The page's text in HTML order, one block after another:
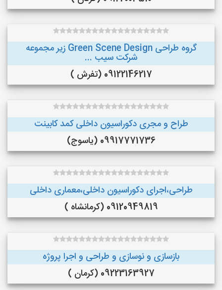
گروه طراحی Green Scene Design زیر مجموعه
شرکت سیب ...
09122146217 (تفرش )
طراح و مجری دکوراسیون داخلی کمد کابینت
09917771736 (یاسوج)
طراحی،اجرای دکوراسیون داخلی،معماری داخلی
09120949819 (کرمانشاه )
بازسازی و نوسازی و طراحی و اجرا پروژه
09223163927 (کرمان )